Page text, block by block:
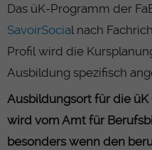
Das üK-Programm der
SavoirSocial nach
Profil wird die
Ausbildung spezifisch
Ausbildungsort für die üK
wird vom Amt für
besonders wenn den